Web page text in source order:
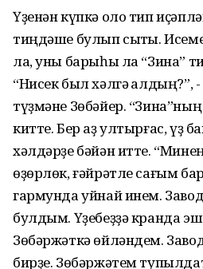
Үҙенән күпкә оло тип
тиңдәше булып сыҡты.
ла, уны барыһы ла “Зина”
“Нисек был хәлгә
түҙмәне Зөбәйер.
китте. Бер аҙ ултырғас, үҙ
хәлдәрҙе бәйән итте.
өҙөрлөк, ғәйрәтле сағым
гармунда уйнай инем.
булдым. Үҙебеҙҙә кранда
Зөбәржәткә өйләндем.
бирҙе. Зөбәржәтем